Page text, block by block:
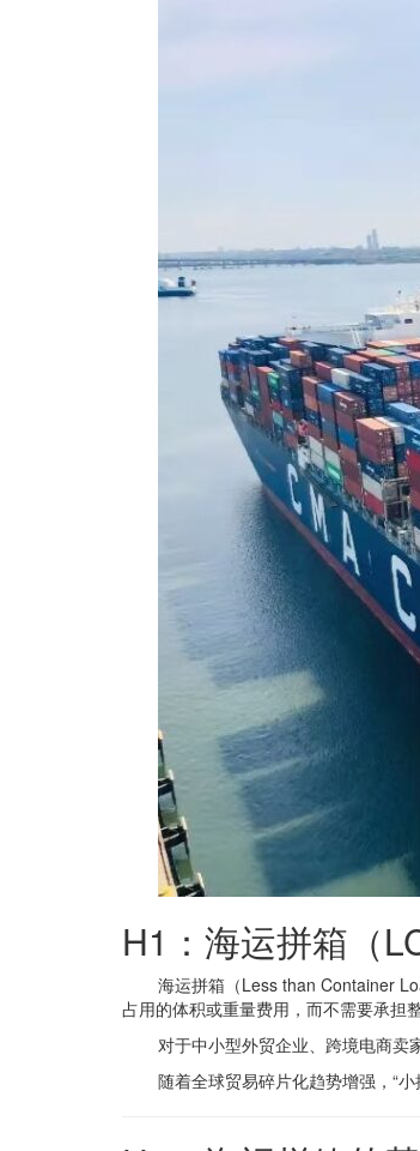
H1：海运拼箱（
海运拼箱（Less than Container
占用的体积或重量费用，而不需要承担
对于中小型外贸企业、跨境电商卖
随着全球贸易碎片化趋势增强，“